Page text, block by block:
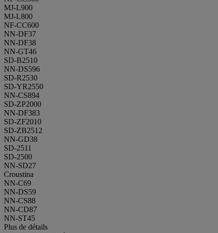
MJ-L900
MJ-L800
NF-CC600
NN-DF37
NN-DF38
NN-GT46
SD-B2510
NN-DS596
SD-R2530
SD-YR2550
NN-CS894
SD-ZP2000
NN-DF383
SD-ZF2010
SD-ZB2512
NN-GD38
SD-2511
SD-2500
NN-SD27
Croustina
NN-C69
NN-DS59
NN-CS88
NN-CD87
NN-ST45
Plus de détails